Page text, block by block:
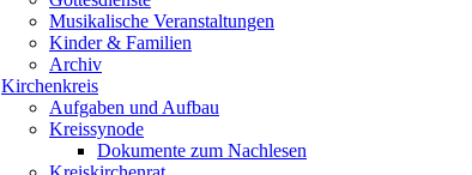
Musikalische Veranstaltungen
Kinder & Familien
Archiv
Kirchenkreis
Aufgaben und Aufbau
Kreissynode
Dokumente zum Nachlesen